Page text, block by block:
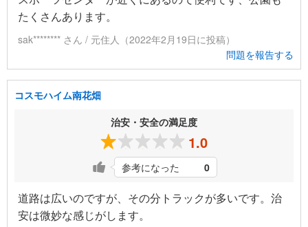
たくさんあります。
sak******** さん / 元住人（2022年2月19日に投稿）
問題を報告する
コスモハイム南花畑
治安・安全の満足度
1.0
参考になった 0
道路は広いのですが、その分トラックが多いです。治
安は微妙な感じがします。